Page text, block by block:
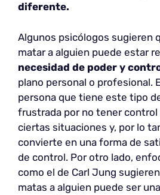
diferente.
Algunos psicólogos sugieren
matar a alguien puede estar
necesidad de poder y
plano personal o profesional.
persona que tiene este tipo
frustrada por no tener control
ciertas situaciones y, por lo
convierte en una forma de
de control. Por otro lado,
como el de Carl Jung
matas a alguien puede ser